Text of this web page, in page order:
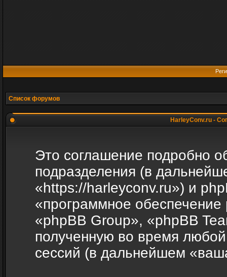
Список форумов
HarleyConv.ru -
Это соглашение подробно
подразделения (в
«https://harleyconv.ru») и
«программное
«phpBB Group», «phpBB
полученную во время
сессий (в дальнейшем